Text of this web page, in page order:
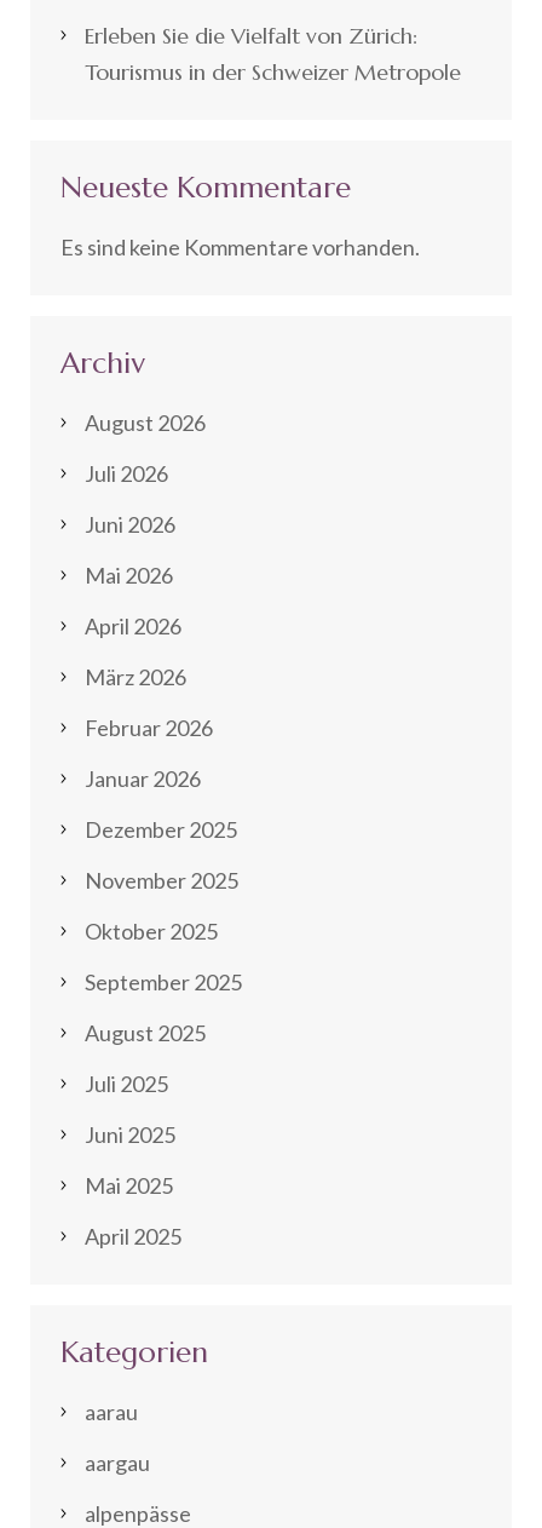
Erleben Sie die Vielfalt von Zürich:
Tourismus in der Schweizer Metropole
Neueste Kommentare
Es sind keine Kommentare vorhanden.
Archiv
August 2026
Juli 2026
Juni 2026
Mai 2026
April 2026
März 2026
Februar 2026
Januar 2026
Dezember 2025
November 2025
Oktober 2025
September 2025
August 2025
Juli 2025
Juni 2025
Mai 2025
April 2025
Kategorien
aarau
aargau
alpenpässe